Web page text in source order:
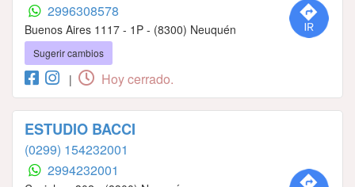
2996308578
Buenos Aires 1117 - 1P - (8300) Neuquén
Sugerir cambios
| Hoy cerrado.
ESTUDIO BACCI
(0299) 154232001
2994232001